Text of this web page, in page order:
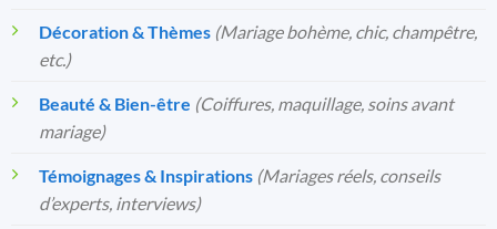
Décoration & Thèmes (Mariage bohème, chic, champêtre,
etc.)
Beauté & Bien-être (Coiffures, maquillage, soins avant
mariage)
Témoignages & Inspirations (Mariages réels, conseils
d’experts, interviews)